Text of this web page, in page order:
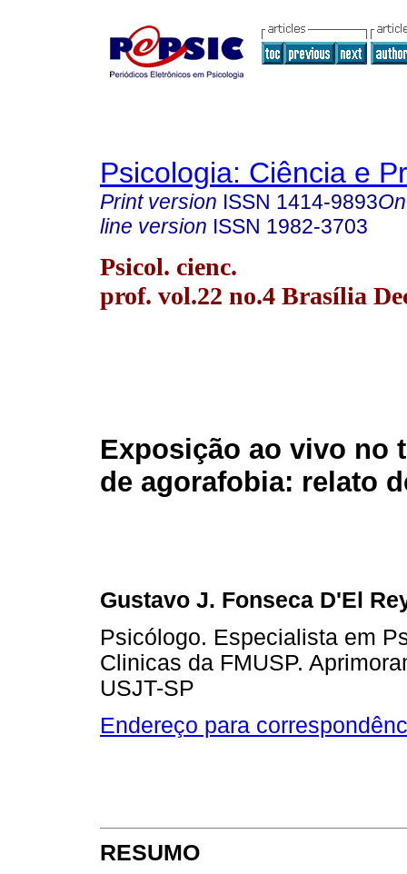
Psicologia: Ciência e
Print version ISSN 1414-9893
line version ISSN 1982-3703
Psicol. cienc.
prof. vol.22 no.4 Brasília
Exposição ao vivo no
de agorafobia: relato
Gustavo J. Fonseca D'El
Psicólogo. Especialista em
Clinicas da FMUSP.
USJT-SP
Endereço para
RESUMO